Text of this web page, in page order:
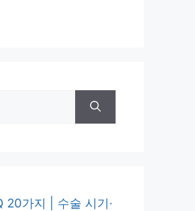
20가지 | 수술 시기·